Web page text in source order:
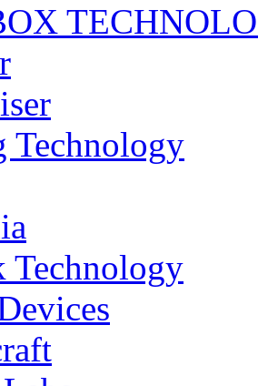
Technology
Technology